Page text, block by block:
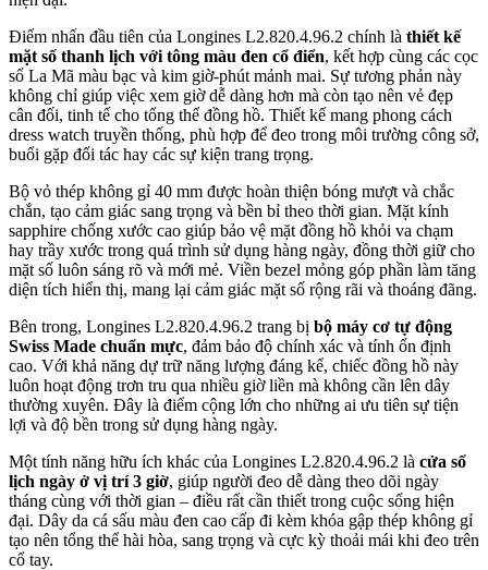
Điểm nhấn đầu tiên của Longines L2.820.4.96.2 chính là thiết kế
mặt số thanh lịch với tông màu đen cổ điển, kết hợp cùng các cọc
số La Mã màu bạc và kim giờ-phút mảnh mai. Sự tương phản này
không chỉ giúp việc xem giờ dễ dàng hơn mà còn tạo nên vẻ đẹp
cân đối, tinh tế cho tổng thể đồng hồ. Thiết kế mang phong cách
dress watch truyền thống, phù hợp để đeo trong môi trường công sở,
buổi gặp đối tác hay các sự kiện trang trọng.
Bộ vỏ thép không gỉ 40 mm được hoàn thiện bóng mượt và chắc
chắn, tạo cảm giác sang trọng và bền bỉ theo thời gian. Mặt kính
sapphire chống xước cao giúp bảo vệ mặt đồng hồ khỏi va chạm
hay trầy xước trong quá trình sử dụng hàng ngày, đồng thời giữ cho
mặt số luôn sáng rõ và mới mẻ. Viền bezel mỏng góp phần làm tăng
diện tích hiển thị, mang lại cảm giác mặt số rộng rãi và thoáng đãng.
Bên trong, Longines L2.820.4.96.2 trang bị bộ máy cơ tự động
Swiss Made chuẩn mực, đảm bảo độ chính xác và tính ổn định
cao. Với khả năng dự trữ năng lượng đáng kể, chiếc đồng hồ này
luôn hoạt động trơn tru qua nhiều giờ liền mà không cần lên dây
thường xuyên. Đây là điểm cộng lớn cho những ai ưu tiên sự tiện
lợi và độ bền trong sử dụng hàng ngày.
Một tính năng hữu ích khác của Longines L2.820.4.96.2 là cửa sổ
lịch ngày ở vị trí 3 giờ, giúp người đeo dễ dàng theo dõi ngày
tháng cùng với thời gian – điều rất cần thiết trong cuộc sống hiện
đại. Dây da cá sấu màu đen cao cấp đi kèm khóa gập thép không gỉ
tạo nên tổng thể hài hòa, sang trọng và cực kỳ thoải mái khi đeo trên
cổ tay.